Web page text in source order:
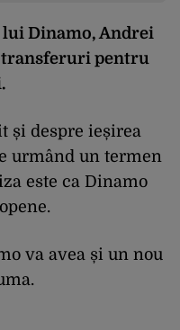
Dinamo, Andrei
transferuri pentru
și despre ieșirea
urmând un termen
este ca Dinamo
va avea și un nou